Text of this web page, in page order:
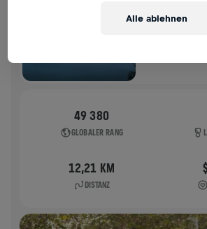
05. Mai 2024
49 380
GLOBALER RANG
12,21 KM
DISTANZ
Alle ablehnen